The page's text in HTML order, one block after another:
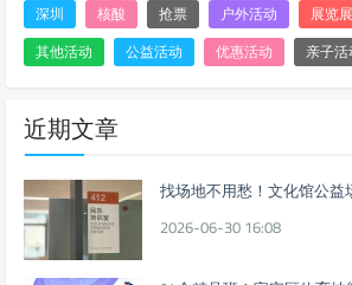
深圳
核酸 抢票 户外活动 展览
其他活动
公益活动 优惠活动 亲子活
近期文章
找场地不用愁！文化馆公益
2026-06-30 16:08